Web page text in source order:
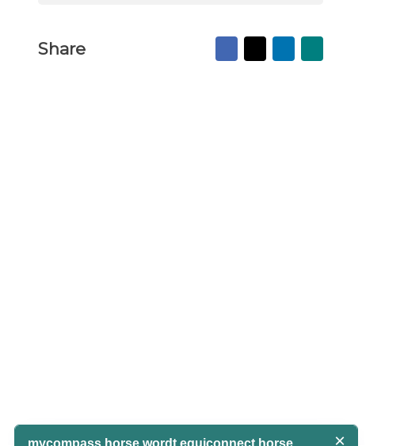
Share Facebook
X LinkedIn
Mail
to